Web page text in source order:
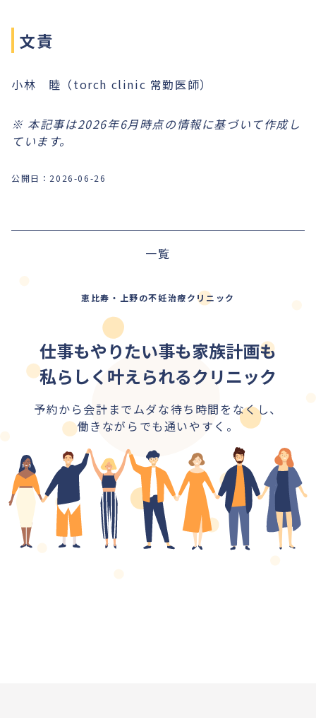
文責
小林 睦（torch clinic 常勤医師）
※ 本記事は2026年6月時点の情報に基づいて作成し
ています。
公開日： 2026-06-26
一覧
恵比寿・上野の不妊治療クリニック
仕事もやりたい事も家族計画も
私らしく叶えられるクリニック
予約から会計までムダな待ち時間をなくし、
働きながらでも通いやすく。